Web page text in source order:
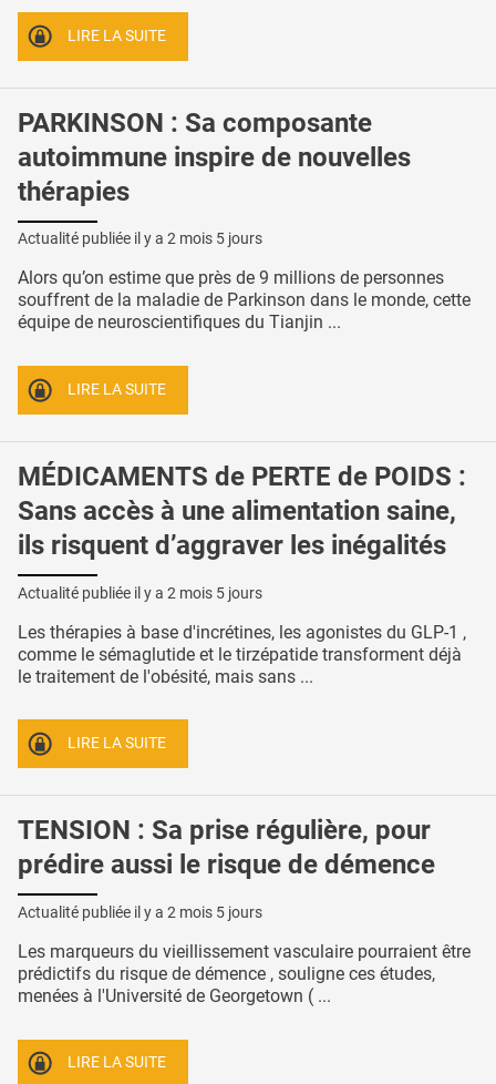
LIRE LA SUITE
PARKINSON : Sa composante
autoimmune inspire de nouvelles
thérapies
Actualité publiée il y a 2 mois 5 jours
Alors qu’on estime que près de 9 millions de personnes
souffrent de la maladie de Parkinson dans le monde, cette
équipe de neuroscientifiques du Tianjin ...
LIRE LA SUITE
MÉDICAMENTS de PERTE de POIDS :
Sans accès à une alimentation saine,
ils risquent d’aggraver les inégalités
Actualité publiée il y a 2 mois 5 jours
Les thérapies à base d'incrétines, les agonistes du GLP-1 ,
comme le sémaglutide et le tirzépatide transforment déjà
le traitement de l'obésité, mais sans ...
LIRE LA SUITE
TENSION : Sa prise régulière, pour
prédire aussi le risque de démence
Actualité publiée il y a 2 mois 5 jours
Les marqueurs du vieillissement vasculaire pourraient être
prédictifs du risque de démence , souligne ces études,
menées à l'Université de Georgetown ( ...
LIRE LA SUITE